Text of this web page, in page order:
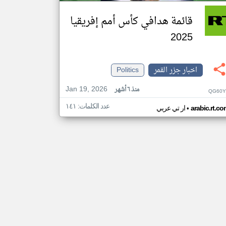
قائمة هدافي كأس أمم إفريقيا
2025
اخبار جزر القمر
Politics
Jan 19, 2026
منذ ٦ أشهر
ار تي عربي• عدد الكلمات: ١٤١